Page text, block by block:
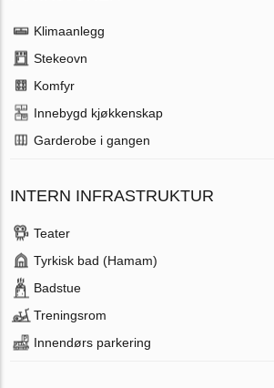
Klimaanlegg
Stekeovn
Komfyr
Innebygd kjøkkenskap
Garderobe i gangen
INTERN INFRASTRUKTUR
Teater
Tyrkisk bad (Hamam)
Badstue
Treningsrom
Innendørs parkering